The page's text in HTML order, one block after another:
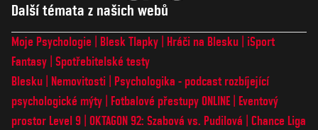
Další témata z našich webů
Moje Psychologie Blesk Tlapky Hráči na Blesku
iSport
Fantasy Spotřebitelské testy
Blesku
Nemovitosti
Psychologika - podcast rozbíjející
psychologické mýty
Fotbalové přestupy ONLINE
Eventový
prostor Level 9 OKTAGON 92: Szabová vs. Pudilová
Chance Liga